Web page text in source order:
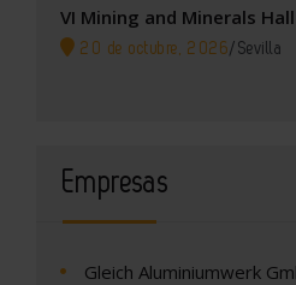
VI Mining and Minerals Hall
20 de octubre, 2026/ Sevilla
Empresas
Gleich Aluminiumwerk